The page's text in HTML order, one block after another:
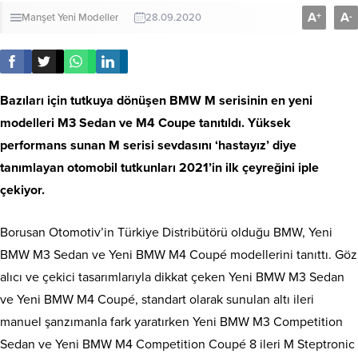
ManşetYeni Modeller 28.09.2020 A+ A-
Bazıları için tutkuya dönüşen BMW M serisinin en yeni
modelleri M3 Sedan ve M4 Coupe tanıtıldı. Yüksek
performans sunan M serisi sevdasını ‘hastayız’ diye
tanımlayan otomobil tutkunları 2021’in ilk çeyreğini iple
çekiyor.
Borusan Otomotiv’in Türkiye Distribütörü olduğu BMW, Yeni
BMW M3 Sedan ve Yeni BMW M4 Coupé modellerini tanıttı. Göz
alıcı ve çekici tasarımlarıyla dikkat çeken Yeni BMW M3 Sedan
ve Yeni BMW M4 Coupé, standart olarak sunulan altı ileri
manuel şanzımanla fark yaratırken Yeni BMW M3 Competition
Sedan ve Yeni BMW M4 Competition Coupé 8 ileri M Steptronic